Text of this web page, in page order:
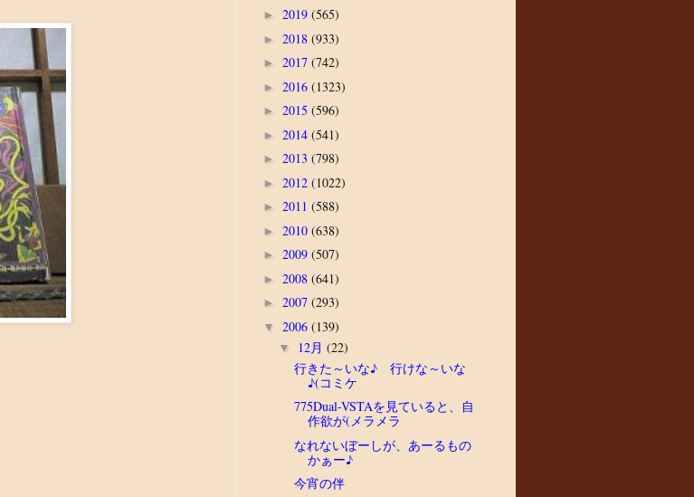
► 2019 (565)
► 2018 (933)
► 2017 (742)
► 2016 (1323)
► 2015 (596)
► 2014 (541)
► 2013 (798)
► 2012 (1022)
► 2011 (588)
► 2010 (638)
► 2009 (507)
► 2008 (641)
► 2007 (293)
▼ 2006 (139)
▼ 12月 (22)
行きた～いな♪ 行けな～いな
♪(コミケ
775Dual-VSTAを見ていると、自
作欲が(メラメラ
なれないぼーしが、あーるもの
かぁー♪
今宵の伴